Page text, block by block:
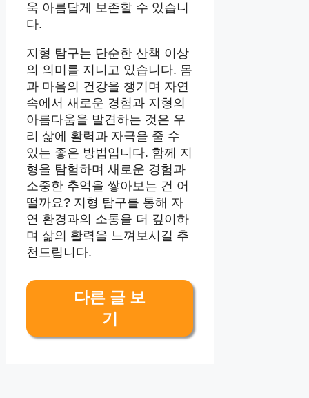
욱 아름답게 보존할 수 있습니
다.
지형 탐구는 단순한 산책 이상
의 의미를 지니고 있습니다. 몸
과 마음의 건강을 챙기며 자연
속에서 새로운 경험과 지형의
아름다움을 발견하는 것은 우
리 삶에 활력과 자극을 줄 수
있는 좋은 방법입니다. 함께 지
형을 탐험하며 새로운 경험과
소중한 추억을 쌓아보는 건 어
떨까요? 지형 탐구를 통해 자
연 환경과의 소통을 더 깊이하
며 삶의 활력을 느껴보시길 추
천드립니다.
다른 글 보
기